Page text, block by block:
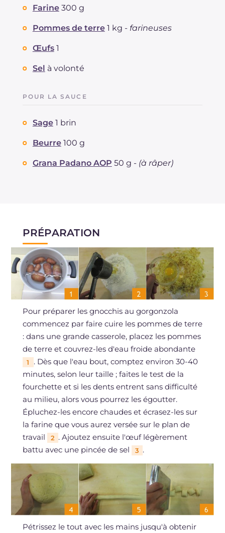
dont acides gras saturés
Cholestérol mg
Sodium
Farine 300 g
Pommes de terre 1 kg - farineuses
Œufs 1
Sel à volonté
POUR LA SAUCE
Sage 1 brin
Beurre 100 g
Grana Padano AOP 50 g - (à râper)
PRÉPARATION
Pour préparer les gnocchis au gorgonzola
commencez par faire cuire les pommes de terre
: dans une grande casserole, placez les pommes
de terre et couvrez-les d'eau froide abondante
1
. Dès que l'eau bout, comptez environ 30-40
minutes, selon leur taille ; faites le test de la
fourchette et si les dents entrent sans difficulté
au milieu, alors vous pourrez les égoutter.
Épluchez-les encore chaudes et écrasez-les sur
la farine que vous aurez versée sur le plan de
travail
2 . Ajoutez ensuite l'œuf légèrement
battu avec une pincée de sel
3 .
Pétrissez le tout avec les mains jusqu'à obtenir